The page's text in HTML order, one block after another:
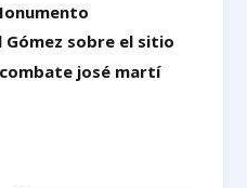
Gómez sobre el sitio
josé martí